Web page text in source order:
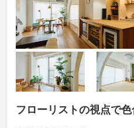
フローリストの視点で